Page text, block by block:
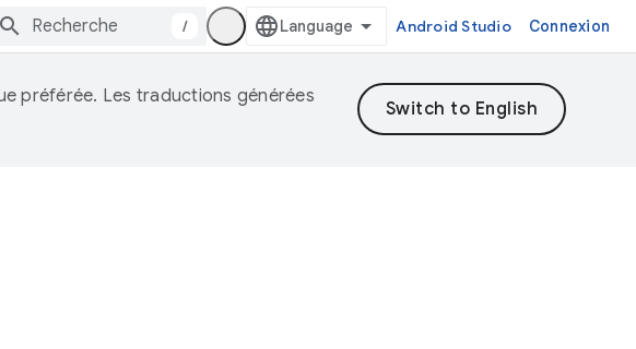
/ Android Studio Connexion
préférée. Les traductions générées